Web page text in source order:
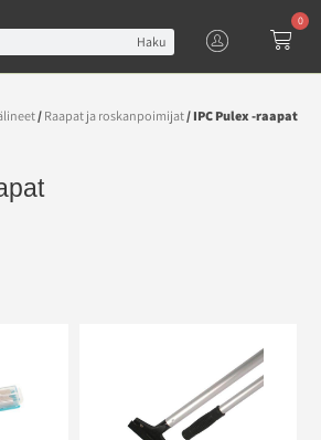
Haku
0
/ Raapat ja roskanpoimijat/ IPC Pulex -raapat